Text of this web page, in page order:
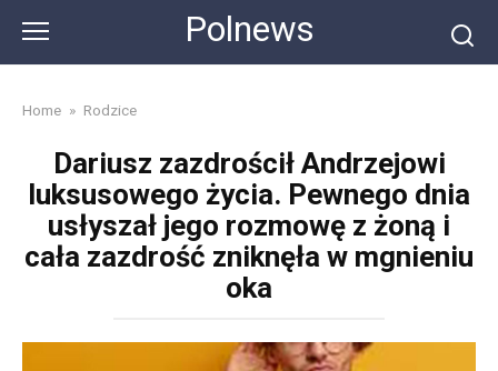
content
Polnews
Home » Rodzice
Dariusz zazdrościł Andrzejowi
luksusowego życia. Pewnego dnia
usłyszał jego rozmowę z żoną i
cała zazdrość zniknęła w mgnieniu
oka